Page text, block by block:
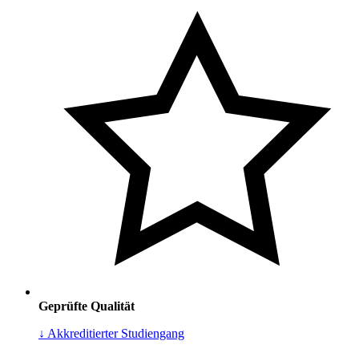
Geprüfte Qualität
↓ Akkreditierter Studiengang